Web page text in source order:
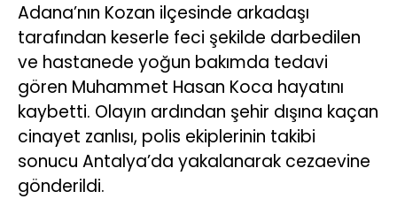
Adana’nın Kozan ilçesinde arkadaşı
tarafından keserle feci şekilde darbedilen
ve hastanede yoğun bakımda tedavi
gören Muhammet Hasan Koca hayatını
kaybetti. Olayın ardından şehir dışına kaçan
cinayet zanlısı, polis ekiplerinin takibi
sonucu Antalya’da yakalanarak cezaevine
gönderildi.